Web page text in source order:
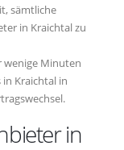
sämtliche
in Kraichtal zu
wenige Minuten
Kraichtal in
in